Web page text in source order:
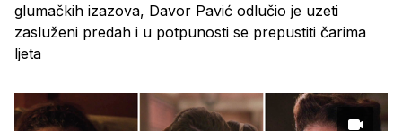
glumačkih izazova, Davor Pavić odlučio je uzeti
zasluženi predah i u potpunosti se prepustiti čarima
ljeta